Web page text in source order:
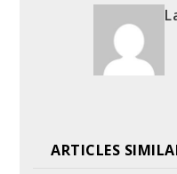
ARTICLES